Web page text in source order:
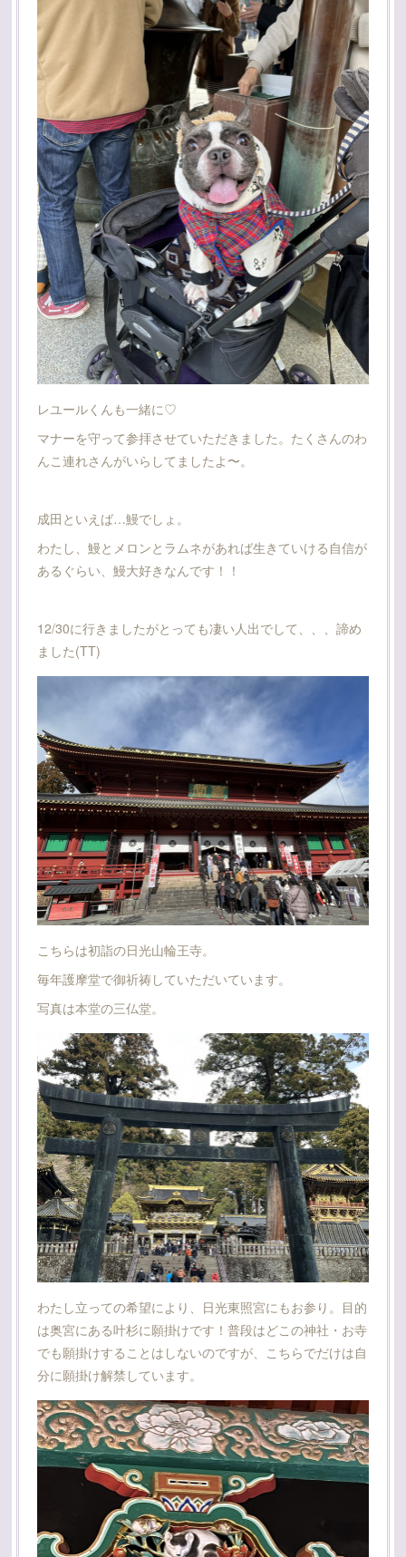
レユールくんも一緒に♡
マナーを守って参拝させていただきました。たくさんのわ
んこ連れさんがいらしてましたよ〜。
成田といえば…鰻でしょ。
わたし、鰻とメロンとラムネがあれば生きていける自信が
あるぐらい、鰻大好きなんです！！
12/30に行きましたがとっても凄い人出でして、、、諦め
ました(TT)
こちらは初詣の日光山輪王寺。
毎年護摩堂で御祈祷していただいています。
写真は本堂の三仏堂。
わたし立っての希望により、日光東照宮にもお参り。目的
は奥宮にある叶杉に願掛けです！普段はどこの神社・お寺
でも願掛けすることはしないのですが、こちらでだけは自
分に願掛け解禁しています。